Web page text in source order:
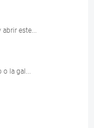
este...
o la gal...